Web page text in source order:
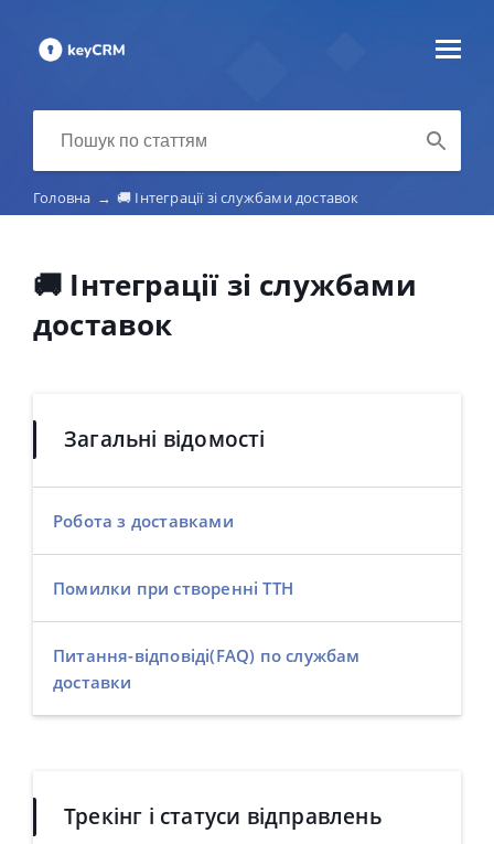
Головна → 🚚 Інтеграції зі службами доставок
🚚 Інтеграції зі службами
доставок
Загальні відомості
Робота з доставками
Помилки при створенні ТТН
Питання-відповіді(FAQ) по службам
доставки
Трекінг і статуси відправлень